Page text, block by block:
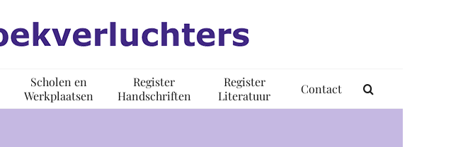
Scholen en
Werkplaatsen
Register
Handschriften
Register
Literatuur
Contact